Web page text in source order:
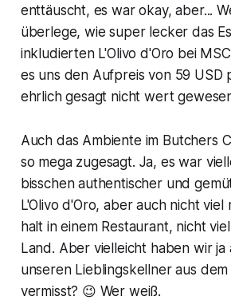
enttäuscht, es war okay, aber...
überlege, wie super lecker das
inkludierten L'Olivo d'Oro bei
es uns den Aufpreis von 59 USD
ehrlich gesagt nicht wert
Auch das Ambiente im Butchers
so mega zugesagt. Ja, es war
bisschen authentischer und
L'Olivo d'Oro, aber auch nicht viel
halt in einem Restaurant, nicht
Land. Aber vielleicht haben wir ja
unseren Lieblingskellner aus dem
vermisst? 😉 Wer weiß.